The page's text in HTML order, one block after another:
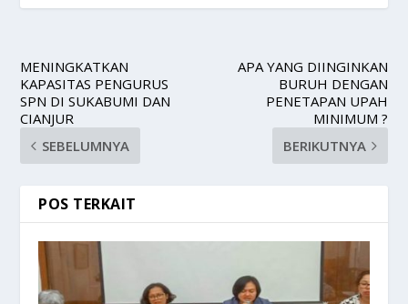
MENINGKATKAN
KAPASITAS PENGURUS
SPN DI SUKABUMI DAN
CIANJUR
SEBELUMNYA
APA YANG DIINGINKAN
BURUH DENGAN
PENETAPAN UPAH
MINIMUM ?
BERIKUTNYA
POS TERKAIT